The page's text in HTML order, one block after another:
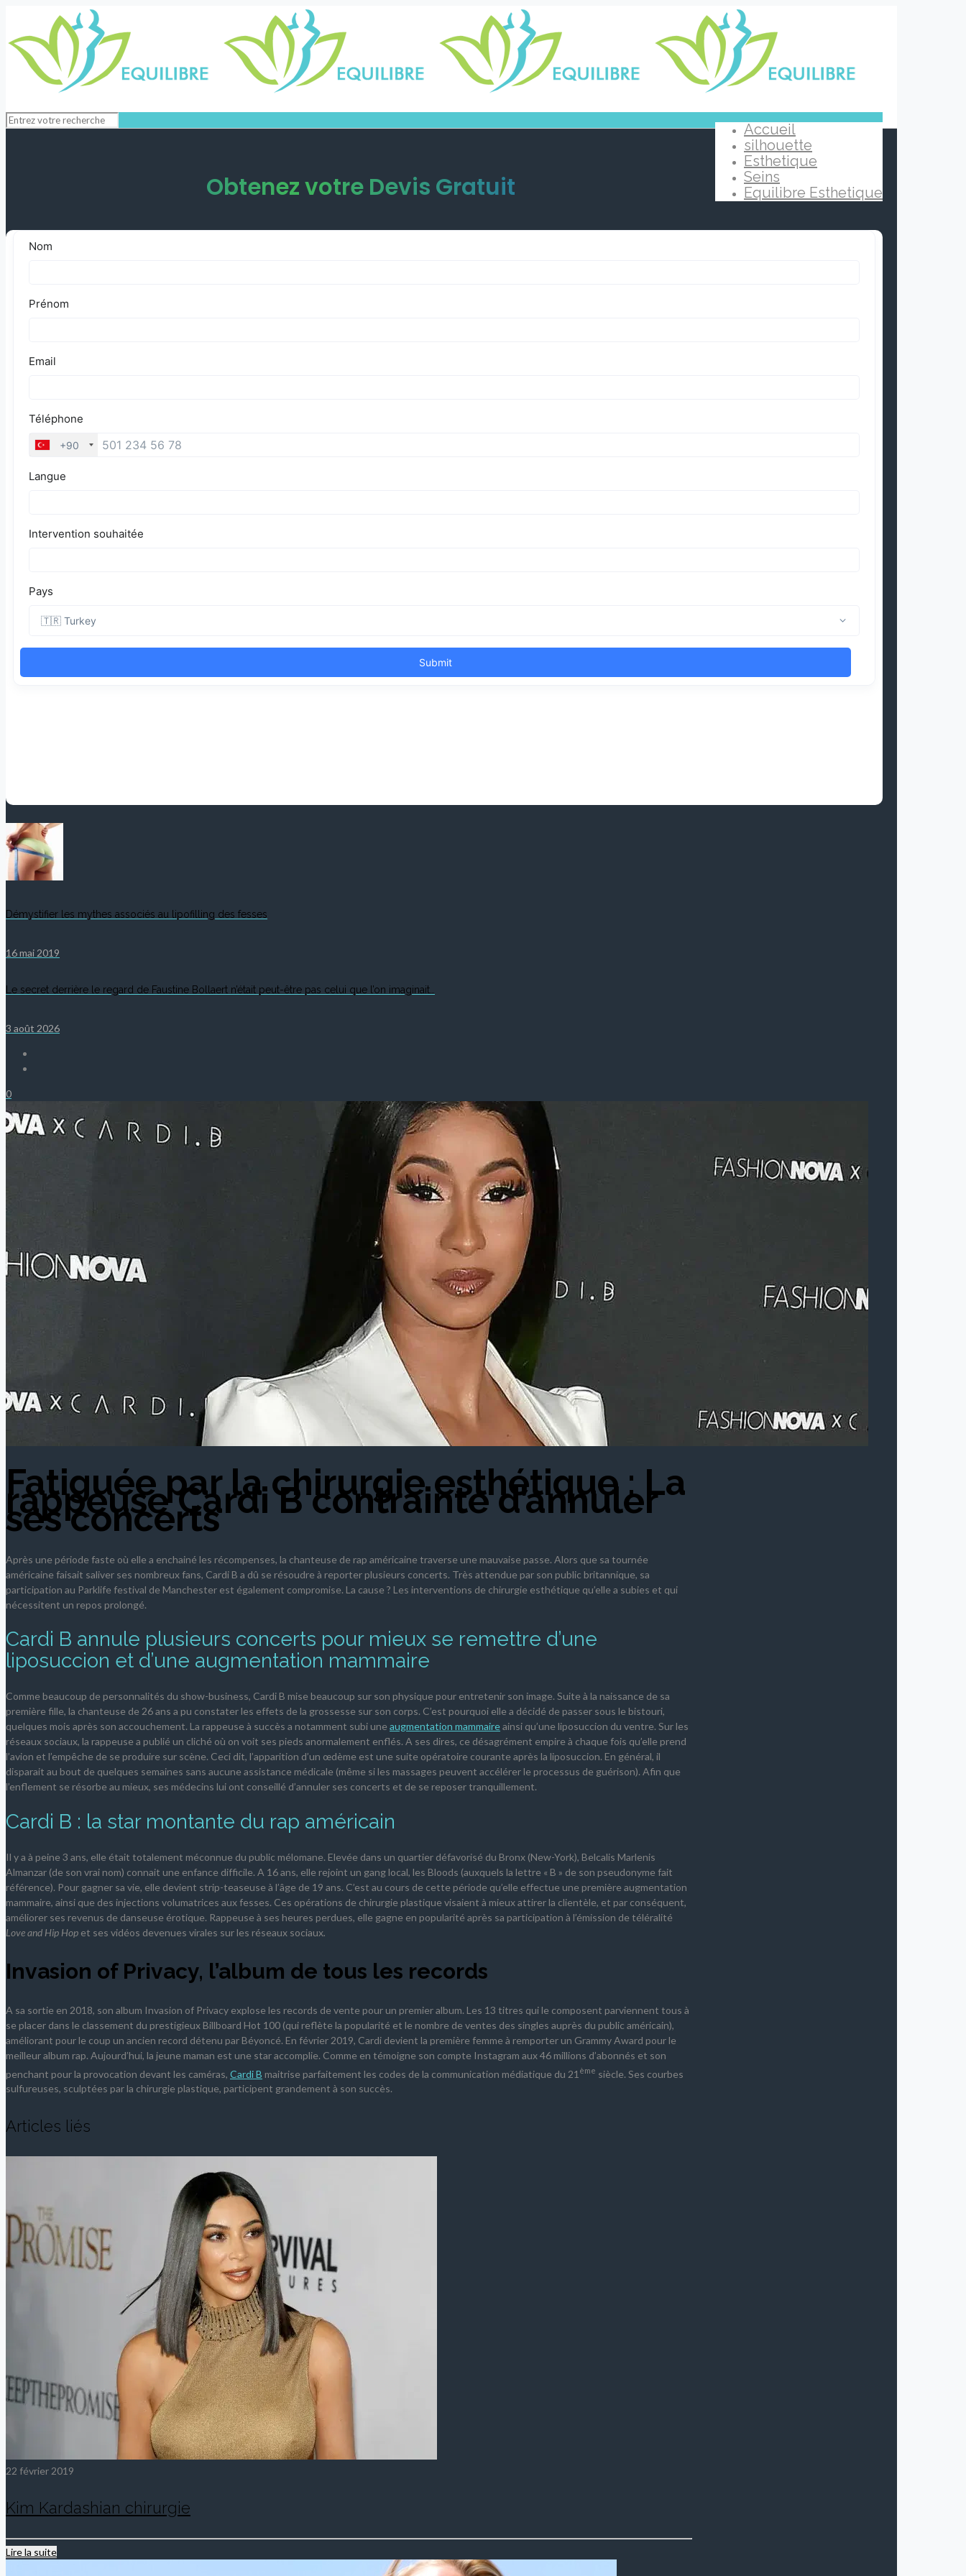
Accueil
silhouette
Esthetique
Seins
Equilibre Esthetique
Obtenez votre Devis Gratuit
Démystifier les mythes associés au lipofilling des fesses
16 mai 2019
Le secret derrière le regard de Faustine Bollaert n’était peut-être pas celui que l’on imaginait…
3 août 2026
0
Fatiguée par la chirurgie esthétique : La
rappeuse Cardi B contrainte d’annuler
ses concerts
Après une période faste où elle a enchainé les récompenses, la chanteuse de rap américaine traverse une mauvaise passe. Alors que sa tournée
américaine faisait saliver ses nombreux fans, Cardi B a dû se résoudre à reporter plusieurs concerts. Très attendue par son public britannique, sa
participation au Parklife festival de Manchester est également compromise. La cause ? Les interventions de chirurgie esthétique qu’elle a subies et qui
nécessitent un repos prolongé.
Cardi B annule plusieurs concerts pour mieux se remettre d’une
liposuccion et d’une augmentation mammaire
Comme beaucoup de personnalités du show-business, Cardi B mise beaucoup sur son physique pour entretenir son image. Suite à la naissance de sa
première fille, la chanteuse de 26 ans a pu constater les effets de la grossesse sur son corps. C’est pourquoi elle a décidé de passer sous le bistouri,
quelques mois après son accouchement. La rappeuse à succès a notamment subi une augmentation mammaireainsi qu’une liposuccion du ventre. Sur les
réseaux sociaux, la rappeuse a publié un cliché où on voit ses pieds anormalement enflés. A ses dires, ce désagrément empire à chaque fois qu’elle prend
l’avion et l’empêche de se produire sur scène. Ceci dit, l’apparition d’un œdème est une suite opératoire courante après la liposuccion. En général, il
disparait au bout de quelques semaines sans aucune assistance médicale (même si les massages peuvent accélérer le processus de guérison). Afin que
l’enflement se résorbe au mieux, ses médecins lui ont conseillé d’annuler ses concerts et de se reposer tranquillement.
Cardi B : la star montante du rap américain
Il y a à peine 3 ans, elle était totalement méconnue du public mélomane. Elevée dans un quartier défavorisé du Bronx (New-York), Belcalis Marlenis
Almanzar (de son vrai nom) connait une enfance difficile. A 16 ans, elle rejoint un gang local, les Bloods (auxquels la lettre « B » de son pseudonyme fait
référence). Pour gagner sa vie, elle devient strip-teaseuse à l’âge de 19 ans. C’est au cours de cette période qu’elle effectue une première augmentation
mammaire, ainsi que des injections volumatrices aux fesses. Ces opérations de chirurgie plastique visaient à mieux attirer la clientèle, et par conséquent,
améliorer ses revenus de danseuse érotique. Rappeuse à ses heures perdues, elle gagne en popularité après sa participation à l’émission de téléralité
Love and Hip Hop et ses vidéos devenues virales sur les réseaux sociaux.
Invasion of Privacy, l’album de tous les records
A sa sortie en 2018, son album Invasion of Privacy explose les records de vente pour un premier album. Les 13 titres qui le composent parviennent tous à
se placer dans le classement du prestigieux Billboard Hot 100 (qui reflète la popularité et le nombre de ventes des singles auprès du public américain),
améliorant pour le coup un ancien record détenu par Béyoncé. En février 2019, Cardi devient la première femme à remporter un Grammy Award pour le
meilleur album rap. Aujourd’hui, la jeune maman est une star accomplie. Comme en témoigne son compte Instagram aux 46 millions d’abonnés et son
penchant pour la provocation devant les caméras, Cardi B maitrise parfaitement les codes de la communication médiatique du 21 ème siècle. Ses courbes
sulfureuses, sculptées par la chirurgie plastique, participent grandement à son succès.
Articles liés
22 février 2019
Kim Kardashian chirurgie
Lire la suite